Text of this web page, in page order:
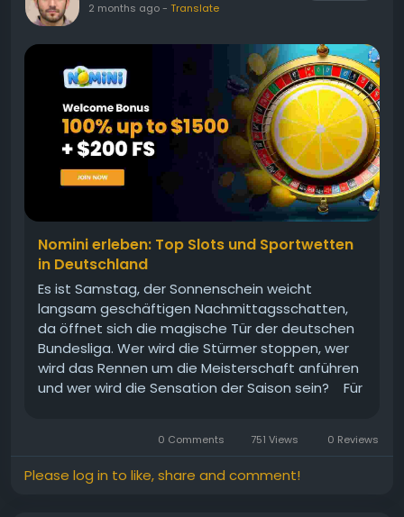
2 months ago- Translate
Nomini erleben: Top Slots und Sportwetten
in Deutschland
Es ist Samstag, der Sonnenschein weicht
langsam geschäftigen Nachmittagsschatten,
da öffnet sich die magische Tür der deutschen
Bundesliga. Wer wird die Stürmer stoppen, wer
wird das Rennen um die Meisterschaft anführen
und wer wird die Sensation der Saison sein? Für
0 Comments 751 Views 0 Reviews
Please log in to like, share and comment!